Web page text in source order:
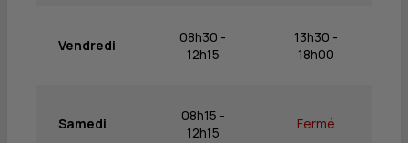
Vendredi
08h30 -
12h15
13h30 -
18h00
Samedi
08h15 -
12h15
Fermé